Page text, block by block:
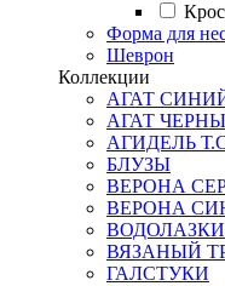
Форма для
Шеврон
Коллекции
АГАТ
АГАТ
АГИДЕЛЬ
БЛУЗЫ
ВЕРОНА
ВЕРОНА
ВОДОЛАЗКИ
ВЯЗАНЫЙ
ГАЛСТУКИ